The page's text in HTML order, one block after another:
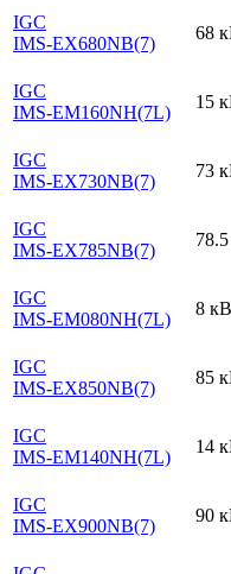
IGC
IMS-EX680NB(7)
68
IGC
IMS-EM160NH(7L)
15
IGC
IMS-EX730NB(7)
73
IGC
IMS-EX785NB(7)
IGC
IMS-EM080NH(7L)
8
IGC
IMS-EX850NB(7)
85
IGC
IMS-EM140NH(7L)
14
IGC
IMS-EX900NB(7)
90